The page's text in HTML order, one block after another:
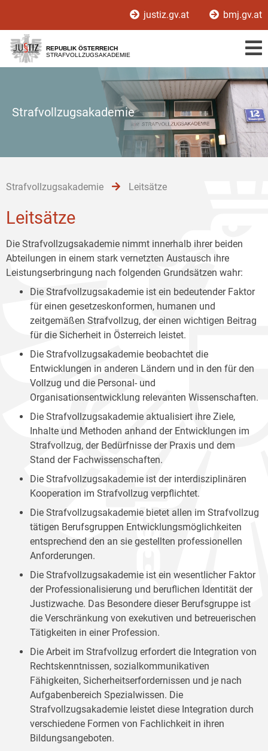
[1]
[2]
[3]
justiz.gv.at bmj.gv.at
REPUBLIK ÖSTERREICH
STRAFVOLLZUGSAKADEMIE
Strafvollzugsakademie
Strafvollzugsakademie Leitsätze
Leitsätze
Die Strafvollzugsakademie nimmt innerhalb ihrer beiden
Abteilungen in einem stark vernetzten Austausch ihre
Leistungserbringung nach folgenden Grundsätzen wahr:
Die Strafvollzugsakademie ist ein bedeutender Faktor
für einen gesetzeskonformen, humanen und
zeitgemäßen Strafvollzug, der einen wichtigen Beitrag
für die Sicherheit in Österreich leistet.
Die Strafvollzugsakademie beobachtet die
Entwicklungen in anderen Ländern und in den für den
Vollzug und die Personal- und
Organisationsentwicklung relevanten Wissenschaften.
Die Strafvollzugsakademie aktualisiert ihre Ziele,
Inhalte und Methoden anhand der Entwicklungen im
Strafvollzug, der Bedürfnisse der Praxis und dem
Stand der Fachwissenschaften.
Die Strafvollzugsakademie ist der interdisziplinären
Kooperation im Strafvollzug verpflichtet.
Die Strafvollzugsakademie bietet allen im Strafvollzug
tätigen Berufsgruppen Entwicklungsmöglichkeiten
entsprechend den an sie gestellten professionellen
Anforderungen.
Die Strafvollzugsakademie ist ein wesentlicher Faktor
der Professionalisierung und beruflichen Identität der
Justizwache. Das Besondere dieser Berufsgruppe ist
die Verschränkung von exekutiven und betreuerischen
Tätigkeiten in einer Profession.
Die Arbeit im Strafvollzug erfordert die Integration von
Rechtskenntnissen, sozialkommunikativen
Fähigkeiten, Sicherheitserfordernissen und je nach
Aufgabenbereich Spezialwissen. Die
Strafvollzugsakademie leistet diese Integration durch
verschiedene Formen von Fachlichkeit in ihren
Bildungsangeboten.